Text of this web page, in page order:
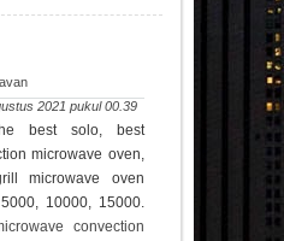
2021 pukul 00.39
best solo, best
microwave oven,
microwave oven
10000, 15000.
convection